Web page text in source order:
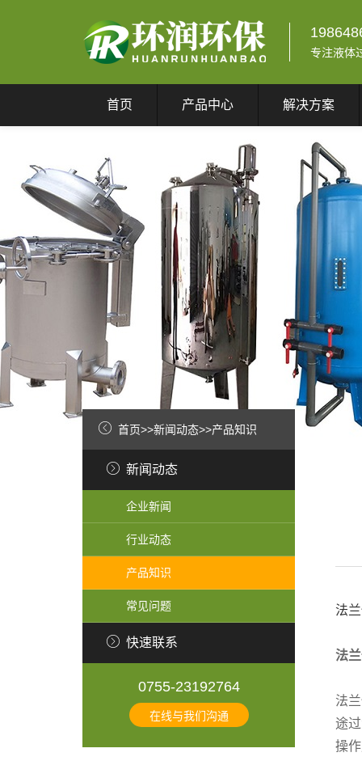
专注液体
首页 产品中心 解决方案
法
法
法
途
操
首页>>新闻动态>>产品知识
新闻动态
企业新闻
行业动态
产品知识
常见问题
快速联系
0755-23192764
在线与我们沟通